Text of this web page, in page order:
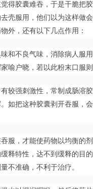
得胶囊难吞，于是干脆把
壳服用，他们以为这样做
外，还有以下几点作用：
和不良气味，消除病人服
喻户晓，若以此粉末口服
较强刺激性，常制成肠溶
如把这种胶囊剥开吞服，
服，才能使药物以均衡的
释特性，达不到缓释的目
不准确，不利于治疗。